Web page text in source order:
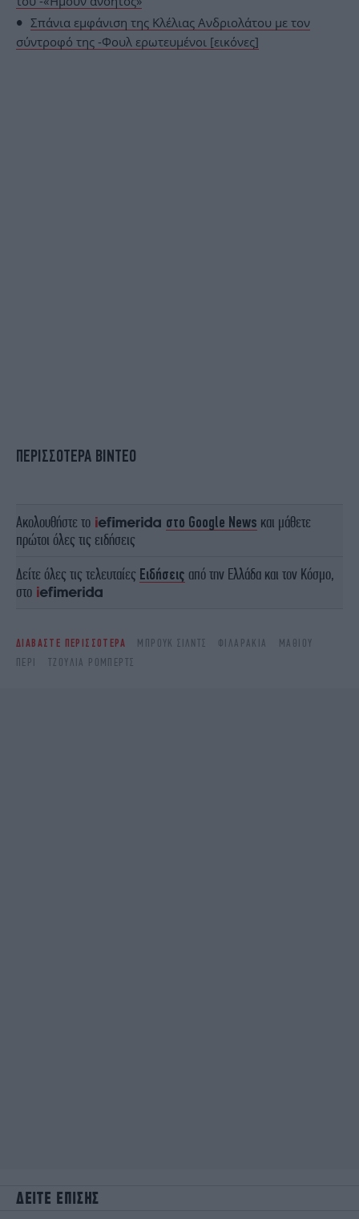
Σπάνια εμφάνιση της Κλέλιας Ανδριολάτου με τον
σύντροφό της -Φουλ ερωτευμένοι [εικόνες]
ΠΕΡΙΣΣΟΤΕΡΑ ΒΙΝΤΕΟ
Ακολουθήστε το στο Google News και μάθετε
πρώτοι όλες τις ειδήσεις
Δείτε όλες τις τελευταίες Ειδήσεις από την Ελλάδα και τον Κόσμο,
στο
ΔΙΑΒΑΣΤΕ ΠΕΡΙΣΣΟΤΕΡΑ ΜΠΡΟΥΚ ΣΊΛΝΤΣ ΦΙΛΑΡΆΚΙΑ
ΜΆΘΙΟΥ
ΠΈΡΙ
ΤΖΟΎΛΙΑ ΡΌΜΠΕΡΤΣ
ΔΕΙΤΕ ΕΠΙΣΗΣ